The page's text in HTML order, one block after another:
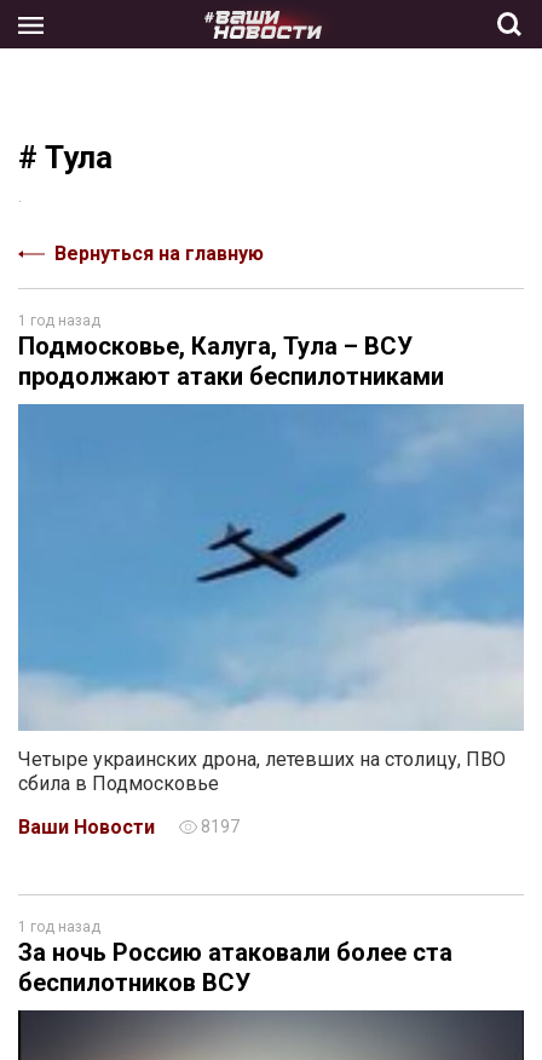
the
# Тула
Вернуться на главную
1 год назад
Подмосковье, Калуга, Тула – ВСУ
продолжают атаки беспилотниками
Четыре украинских дрона, летевших на столицу, ПВО
сбила в Подмосковье
Ваши Новости
8197
1 год назад
За ночь Россию атаковали более ста
беспилотников ВСУ